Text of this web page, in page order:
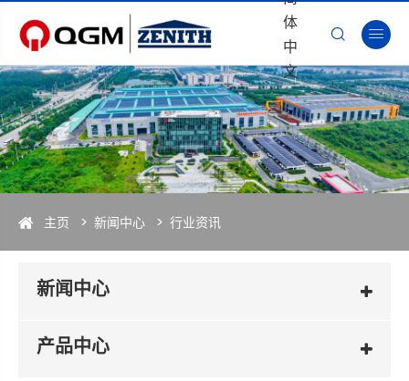
体
中
文
 
主页 新闻中心 行业资讯
新闻中心
产品中心